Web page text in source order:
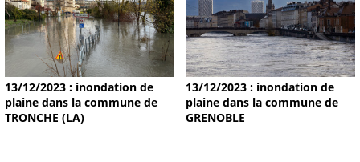
13/12/2023 : inondation de
plaine dans la commune de
TRONCHE (LA)
13/12/2023 : inondation de
plaine dans la commune de
GRENOBLE